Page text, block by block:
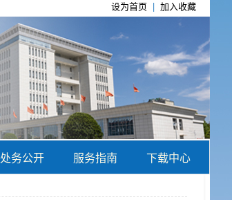
设为首页 | 加入收藏
处务公开 服务指南 下载中心